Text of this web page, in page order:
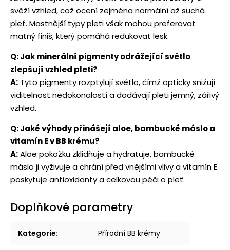
svěží vzhled, což ocení zejména normální až suchá
pleť. Mastnější typy pleti však mohou preferovat
matný finiš, který pomáhá redukovat lesk.
Q: Jak minerální pigmenty odrážející světlo
zlepšují vzhled pleti?
A: Tyto pigmenty rozptylují světlo, čímž opticky snižují
viditelnost nedokonalostí a dodávají pleti jemný, zářivý
vzhled.
Q: Jaké výhody přinášejí aloe, bambucké máslo a
vitamín E v BB krému?
A:Aloe pokožku zklidňuje a hydratuje, bambucké
máslo ji vyživuje a chrání před vnějšími vlivy a vitamín E
poskytuje antioxidanty a celkovou péči o pleť.
Doplňkové parametry
Kategorie: Přírodní BB krémy